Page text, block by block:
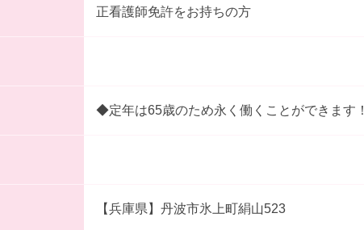
正看護師免許をお持ちの方
◆定年は65歳のため永く働くことができます！
【兵庫県】丹波市氷上町絹山523